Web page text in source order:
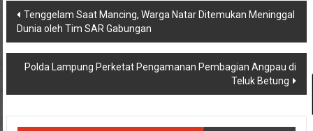
Navigasi
pos
Tenggelam Saat Mancing, Warga Natar Ditemukan Meninggal
Dunia oleh Tim SAR Gabungan
Polda Lampung Perketat Pengamanan Pembagian Angpau di
Teluk Betung